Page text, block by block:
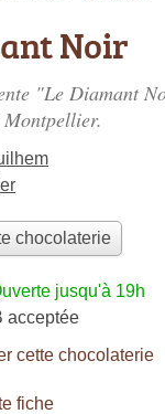
Noir
"Le Diamant
chocolaterie
jusqu'à 19h
acceptée
cette chocolaterie
fiche